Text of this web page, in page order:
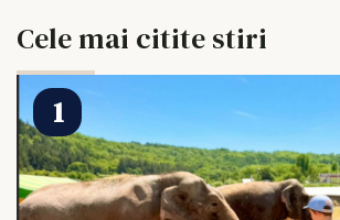
Cele mai citite stiri